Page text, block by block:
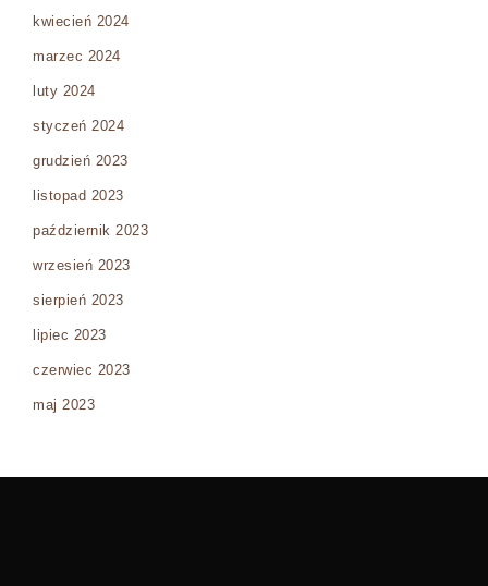
kwiecień 2024
marzec 2024
luty 2024
styczeń 2024
grudzień 2023
listopad 2023
październik 2023
wrzesień 2023
sierpień 2023
lipiec 2023
czerwiec 2023
maj 2023